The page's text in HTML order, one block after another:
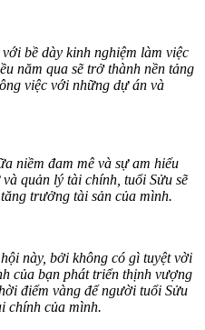
bề dày kinh nghiệm làm việc
năm qua sẽ trở thành nền tảng
việc với những dự án và
niềm đam mê và sự am hiểu
quản lý tài chính, tuổi Sửu sẽ
trưởng tài sản của mình.
này, bởi không có gì tuyệt vời
của bạn phát triển thịnh vượng
điểm vàng để người tuổi Sửu
chính của mình.